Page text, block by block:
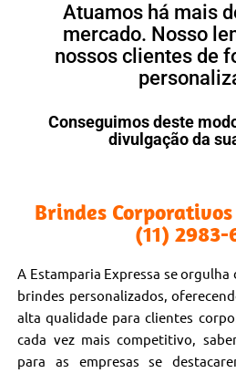
Atuamos há mais
mercado. Nosso
nossos clientes de
Conseguimos deste
divulgação da
Brindes Corporativos
(11) 2983-
A Estamparia Expressa se
brindes personalizados,
alta qualidade para clientes
cada vez mais competitivo,
para as empresas se